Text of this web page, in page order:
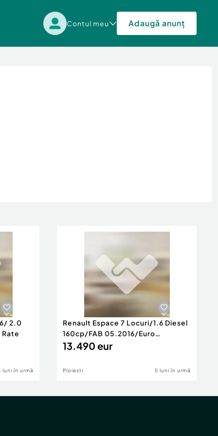
Contul meu Adaugă anunț
2.0
luni în urmă
Renault Espace 7 Locuri/1.6 Diesel
160cp/FAB 05.2016/Euro
6/Posibilita
13.490 eur
Ploiesti 5 luni în urmă